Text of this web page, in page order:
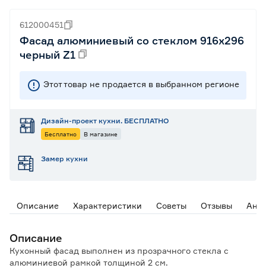
612000451
Фасад алюминиевый со стеклом 916х296
черный Z1
Этот товар не продается в выбранном регионе
Дизайн-проект кухни. БЕСПЛАТНО
Бесплатно В магазине
Замер кухни
Описание Характеристики Советы Отзывы
Описание
Кухонный фасад выполнен из прозрачного стекла с
алюминиевой рамкой толщиной 2 см.